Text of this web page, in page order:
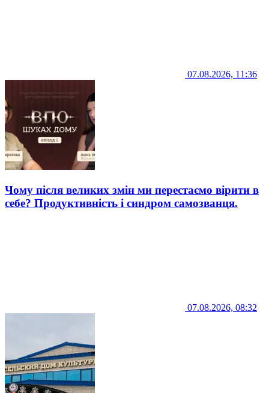
07.08.2026, 11:36
Чому після великих змін ми перестаємо вірити в
себе? Продуктивність і синдром самозванця.
07.08.2026, 08:32